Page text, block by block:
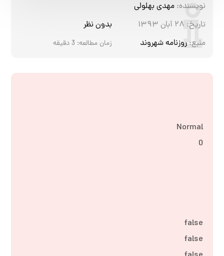
نویسنده: مهدی بهلولی
تاریخ: ۲۸ آبان ۱۳۹۳
بدون نظر
منبع: روزنامه شهروند زمان مطالعه: 3دقیقه
Normal
0
false
false